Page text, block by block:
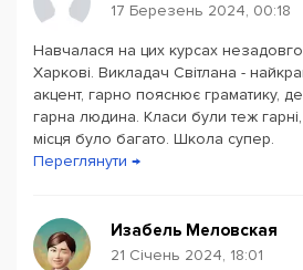
17 Березень 2024, 00:18
Навчалася на цих курсах незадовго
Харкові. Викладач Світлана -
акцент, гарно пояснює граматику,
гарна людина. Класи були теж
місця було багато. Школа супер.
Переглянути →
Изабель Меловская
21 Січень 2024, 18:01